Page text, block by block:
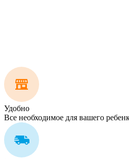
Удобно
Все необходимое для вашего